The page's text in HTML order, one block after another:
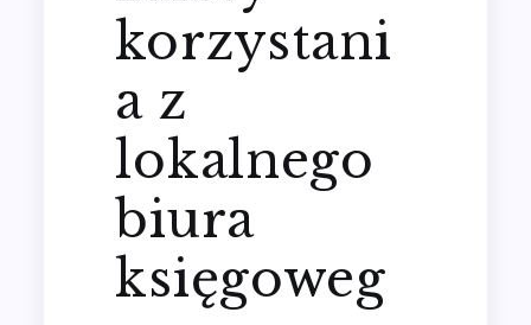
korzystani
a z
lokalnego
biura
księgoweg